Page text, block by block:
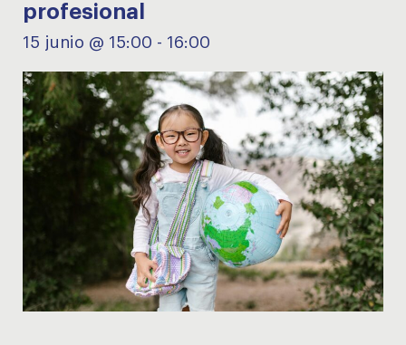
profesional
15 junio @ 15:00 - 16:00